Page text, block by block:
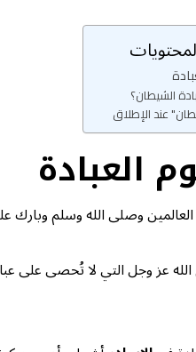
الشيطان؟
عند الإطلاق
العبادة
وصلى الله وسلم وبارك
عز وجل التي لا تُحصى على